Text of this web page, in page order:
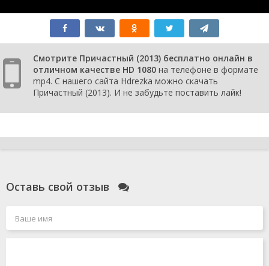
Смотрите Причастный (2013) бесплатно онлайн в
отличном качестве HD 1080 на телефоне в формате
mp4. С нашего сайта Hdrezka можно скачать
Причастный (2013). И не забудьте поставить лайк!
Оставь свой отзыв